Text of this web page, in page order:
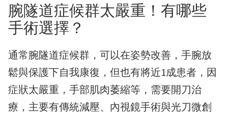
腕隧道症候群太嚴重！有哪些
手術選擇？
通常腕隧道症候群，可以在姿勢改善，手腕放
鬆與保護下自我康復，但也有將近1成患者，因
症狀太嚴重，手部肌肉萎縮等，需要開刀治
療，主要有傳統減壓、內視鏡手術與光刀微創